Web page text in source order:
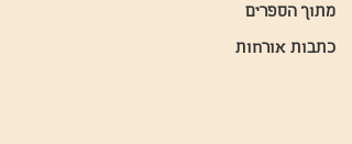
מתוך הספרים
כתבות אורחות